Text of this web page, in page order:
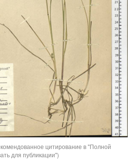
цитирование в "Полной
для публикации")